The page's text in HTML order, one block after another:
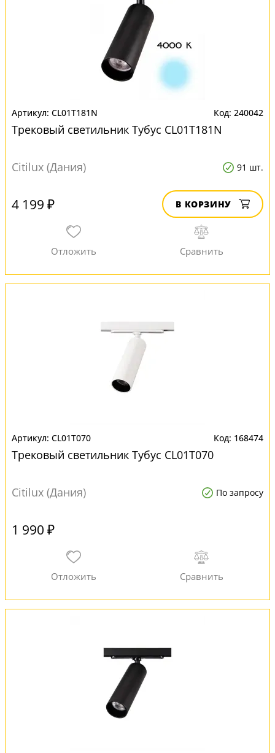
CL01T181N 240042
Трековый светильник Тубус CL01T181N
Citilux (Дания) 91 шт.
4 199 ₽ В КОРЗИНУ
CL01T070 168474
Трековый светильник Тубус CL01T070
Citilux (Дания) По запросу
1 990 ₽